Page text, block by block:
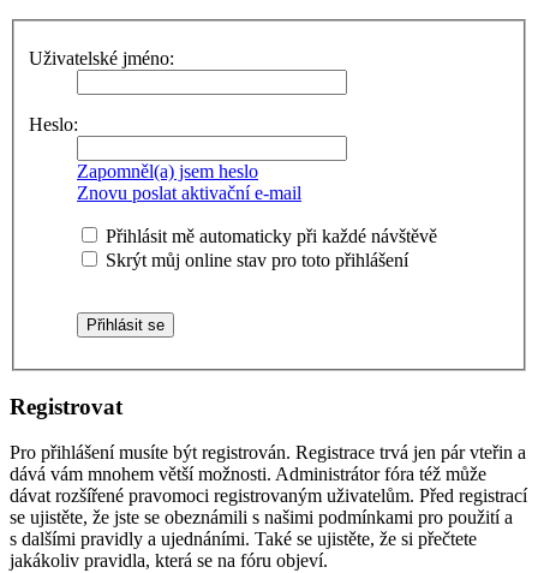
Uživatelské jméno:
Heslo:
Zapomněl(a) jsem heslo
Znovu poslat aktivační e-mail
Přihlásit mě automaticky při každé návštěvě
Skrýt můj online stav pro toto přihlášení
Registrovat
Pro přihlášení musíte být registrován. Registrace trvá jen pár vteřin a
dává vám mnohem větší možnosti. Administrátor fóra též může
dávat rozšířené pravomoci registrovaným uživatelům. Před registrací
se ujistěte, že jste se obeznámili s našimi podmínkami pro použití a
s dalšími pravidly a ujednáními. Také se ujistěte, že si přečtete
jakákoliv pravidla, která se na fóru objeví.